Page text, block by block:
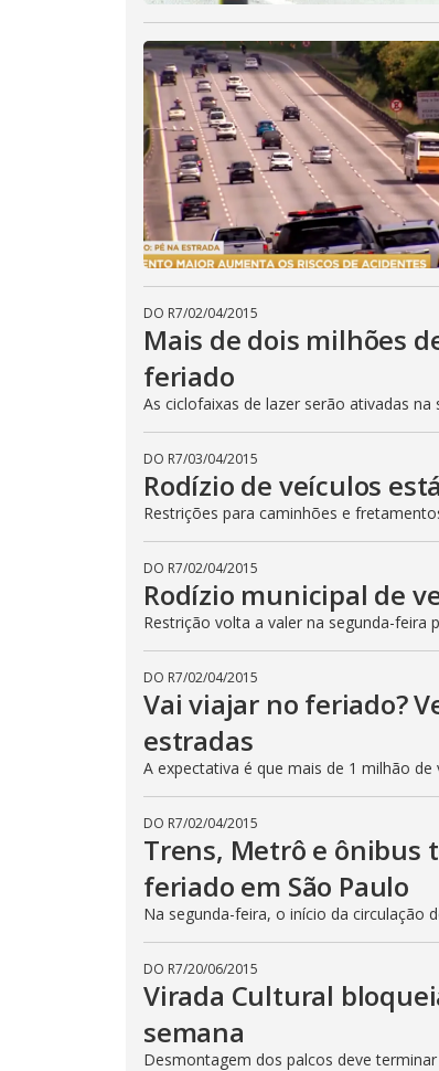
DO R7/02/04/2015
Mais de dois milhões
feriado
As ciclofaixas de lazer serão ativadas
DO R7/03/04/2015
Rodízio de veículos
Restrições para caminhões e
DO R7/02/04/2015
Rodízio municipal de
Restrição volta a valer na segunda-feira
DO R7/02/04/2015
Vai viajar no feriado?
estradas
A expectativa é que mais de 1 milhão
DO R7/02/04/2015
Trens, Metrô e
feriado em São Paulo
Na segunda-feira, o início da circulação
DO R7/20/06/2015
Virada Cultural
semana
Desmontagem dos palcos deve